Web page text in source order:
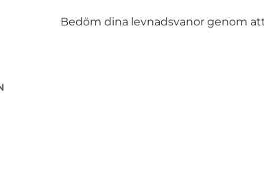
Bedöm dina levnadsvanor genom